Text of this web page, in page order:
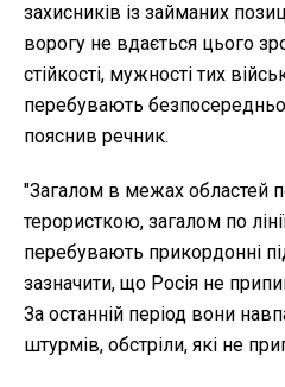
захисників із займаних
ворогу не вдається цього
стійкості, мужності тих
перебувають
пояснив речник.
"Загалом в межах областей
терористкою, загалом по
перебувають прикордонні
зазначити, що Росія не
За останній період вони
штурмів, обстріли, які не